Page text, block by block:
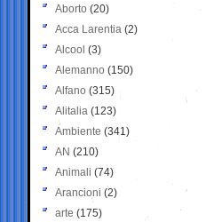
Aborto (20)
Acca Larentia (2)
Alcool (3)
Alemanno (150)
Alfano (315)
Alitalia (123)
Ambiente (341)
AN (210)
Animali (74)
Arancioni (2)
arte (175)